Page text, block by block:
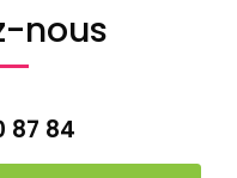
nous
87 84